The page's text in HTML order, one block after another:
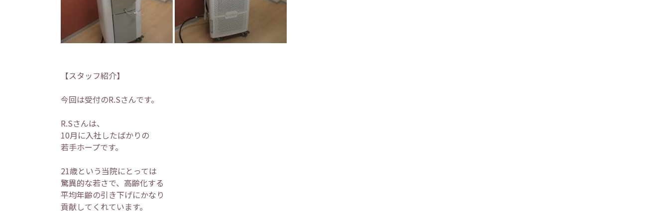
【スタッフ紹介】
今回は受付のR.Sさんです。
R.Sさんは、
10月に入社したばかりの
若手ホープです。
21歳という当院にとっては
驚異的な若さで、高齢化する
平均年齢の引き下げにかなり
貢献してくれています。